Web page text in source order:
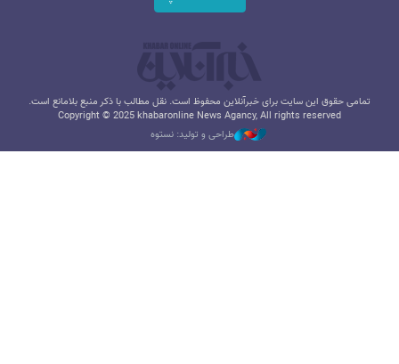
تمامی حقوق این سایت برای خبرآنلاین محفوظ است. نقل مطالب با ذکر منبع بلامانع است.
Copyright © 2025 khabaronline News Agancy, All rights reserved
طراحی و تولید: نستوه